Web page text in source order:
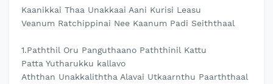
Kaanikkai Thaa Unakkaai Aani Kurisi Leasu
Veanum Ratchippinai Nee Kaanum Padi Seiththaal
1.Paththil Oru Panguthaano Paththinil Kattu
Patta Yutharukku kallavo
Aththan Unakkaliththa Alavai Utkaarnthu Paarththaal